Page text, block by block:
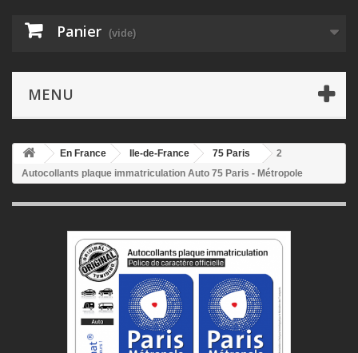
Panier (vide)
MENU
En France Ile-de-France 75 Paris
2
Autocollants plaque immatriculation Auto 75 Paris - Métropole